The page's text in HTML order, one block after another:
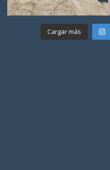
Cargar más